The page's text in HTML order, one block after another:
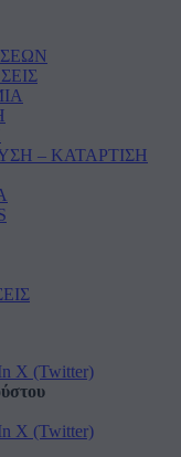
– ΚΑΤΑΡΤΙΣΗ
X (Twitter)
X (Twitter)